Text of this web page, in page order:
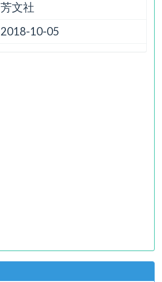
芳文社
2018-10-05